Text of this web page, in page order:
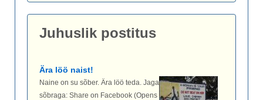
Juhuslik postitus
Ära löö naist!
Naine on su sõber. Ära löö teda. Jaga
sõbraga: Share on Facebook (Opens